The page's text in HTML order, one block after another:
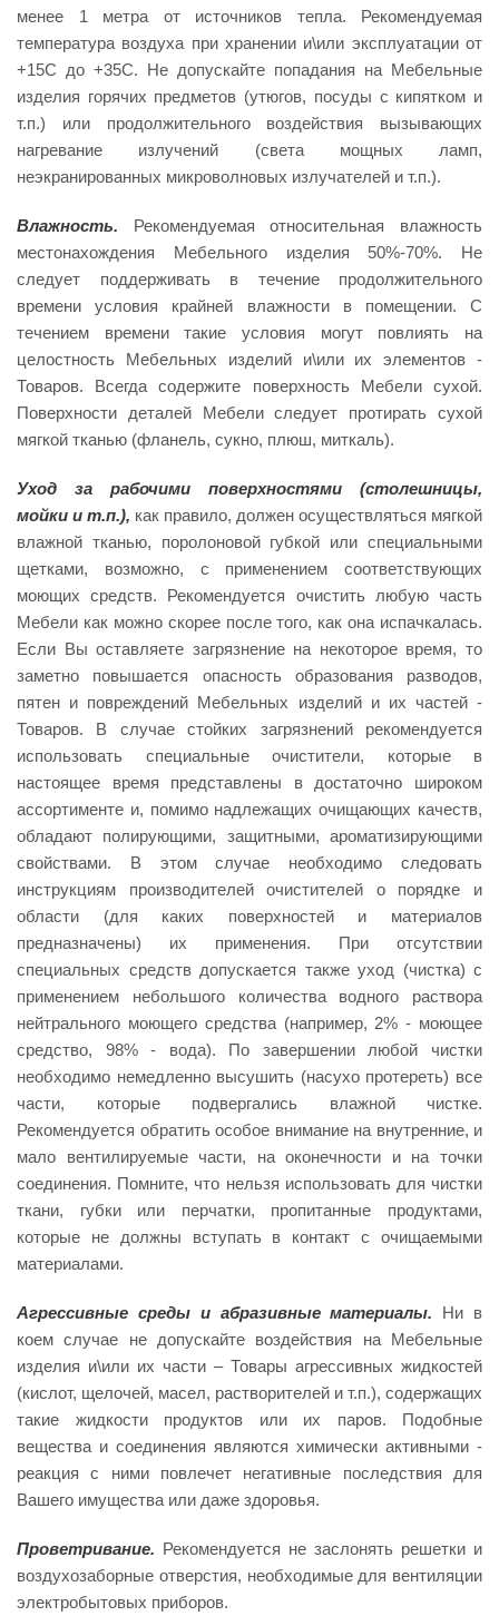
менее 1 метра от источников тепла. Рекомендуемая
температура воздуха при хранении и\или эксплуатации от
+15С до +35С. Не допускайте попадания на Мебельные
изделия горячих предметов (утюгов, посуды с кипятком и
т.п.) или продолжительного воздействия вызывающих
нагревание излучений (света мощных ламп,
неэкранированных микроволновых излучателей и т.п.).
Влажность. Рекомендуемая относительная влажность
местонахождения Мебельного изделия 50%-70%. Не
следует поддерживать в течение продолжительного
времени условия крайней влажности в помещении. С
течением времени такие условия могут повлиять на
целостность Мебельных изделий и\или их элементов -
Товаров. Всегда содержите поверхность Мебели сухой.
Поверхности деталей Мебели следует протирать сухой
мягкой тканью (фланель, сукно, плюш, миткаль).
Уход за рабочими поверхностями (столешницы,
мойки и т.п.), как правило, должен осуществляться мягкой
влажной тканью, поролоновой губкой или специальными
щетками, возможно, с применением соответствующих
моющих средств. Рекомендуется очистить любую часть
Мебели как можно скорее после того, как она испачкалась.
Если Вы оставляете загрязнение на некоторое время, то
заметно повышается опасность образования разводов,
пятен и повреждений Мебельных изделий и их частей -
Товаров. В случае стойких загрязнений рекомендуется
использовать специальные очистители, которые в
настоящее время представлены в достаточно широком
ассортименте и, помимо надлежащих очищающих качеств,
обладают полирующими, защитными, ароматизирующими
свойствами. В этом случае необходимо следовать
инструкциям производителей очистителей о порядке и
области (для каких поверхностей и материалов
предназначены) их применения. При отсутствии
специальных средств допускается также уход (чистка) с
применением небольшого количества водного раствора
нейтрального моющего средства (например, 2% - моющее
средство, 98% - вода). По завершении любой чистки
необходимо немедленно высушить (насухо протереть) все
части, которые подвергались влажной чистке.
Рекомендуется обратить особое внимание на внутренние, и
мало вентилируемые части, на оконечности и на точки
соединения. Помните, что нельзя использовать для чистки
ткани, губки или перчатки, пропитанные продуктами,
которые не должны вступать в контакт с очищаемыми
материалами.
Агрессивные среды и абразивные материалы. Ни в
коем случае не допускайте воздействия на Мебельные
изделия и\или их части – Товары агрессивных жидкостей
(кислот, щелочей, масел, растворителей и т.п.), содержащих
такие жидкости продуктов или их паров. Подобные
вещества и соединения являются химически активными -
реакция с ними повлечет негативные последствия для
Вашего имущества или даже здоровья.
Проветривание. Рекомендуется не заслонять решетки и
воздухозаборные отверстия, необходимые для вентиляции
электробытовых приборов.